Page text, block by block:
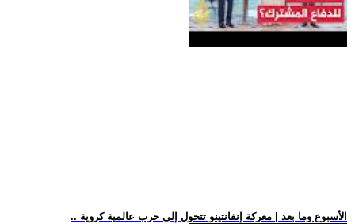
.. الأسبوع وما بعد | معركة إنفانتينو تتحول إلى حرب عالمية كروية